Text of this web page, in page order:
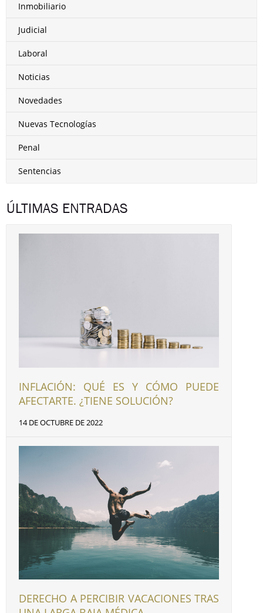
Inmobiliario
Judicial
Laboral
Noticias
Novedades
Nuevas Tecnologías
Penal
Sentencias
ÚLTIMAS ENTRADAS
INFLACIÓN: QUÉ ES Y CÓMO PUEDE
AFECTARTE. ¿TIENE SOLUCIÓN?
14 DE OCTUBRE DE 2022
DERECHO A PERCIBIR VACACIONES TRAS